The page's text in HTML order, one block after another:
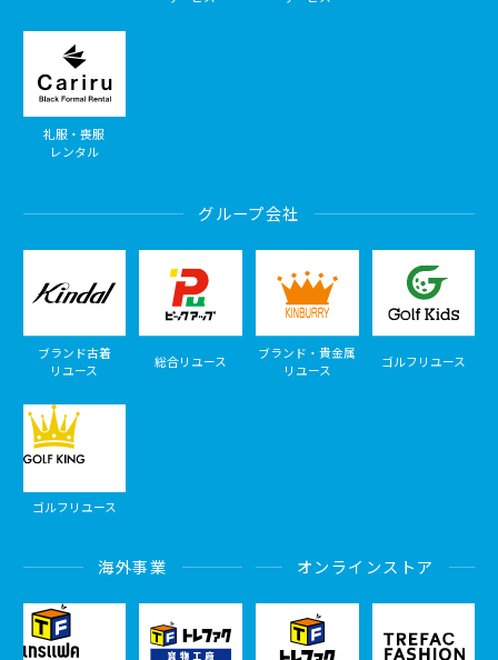
礼服・喪服
レンタル
グループ会社
ブランド古着
リユース
総合リユース
ブランド・貴金属
リユース
ゴルフリユース
ゴルフリユース
海外事業 オンラインストア